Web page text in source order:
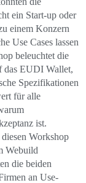
ein Start-up oder
einem Konzern
Use Cases lassen
beleuchtet die
das EUDI Wallet,
Spezifikationen
für alle
ist.
Workshop
Webuild
die beiden
an Use-